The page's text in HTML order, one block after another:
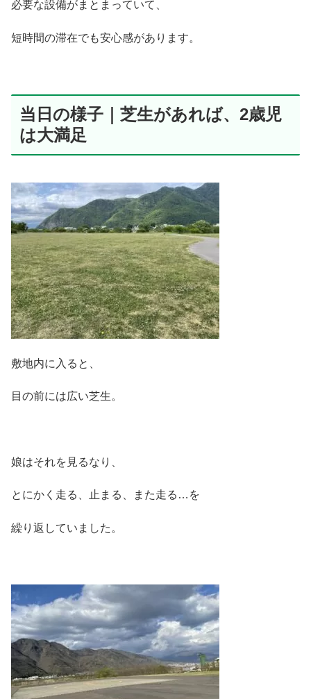
必要な設備がまとまっていて、
短時間の滞在でも安心感があります。
当日の様子｜芝生があれば、2歳児
は大満足
敷地内に入ると、
目の前には広い芝生。
娘はそれを見るなり、
とにかく走る、止まる、また走る…を
繰り返していました。